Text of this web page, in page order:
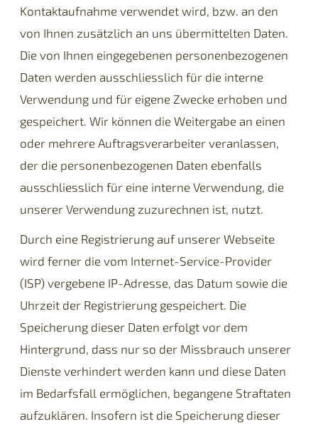
Kontaktaufnahme verwendet wird, bzw. an den
von Ihnen zusätzlich an uns übermittelten Daten.
Die von Ihnen eingegebenen personenbezogenen
Daten werden ausschliesslich für die interne
Verwendung und für eigene Zwecke erhoben und
gespeichert. Wir können die Weitergabe an einen
oder mehrere Auftragsverarbeiter veranlassen,
der die personenbezogenen Daten ebenfalls
ausschliesslich für eine interne Verwendung, die
unserer Verwendung zuzurechnen ist, nutzt.
Durch eine Registrierung auf unserer Webseite
wird ferner die vom Internet-Service-Provider
(ISP) vergebene IP-Adresse, das Datum sowie die
Uhrzeit der Registrierung gespeichert. Die
Speicherung dieser Daten erfolgt vor dem
Hintergrund, dass nur so der Missbrauch unserer
Dienste verhindert werden kann und diese Daten
im Bedarfsfall ermöglichen, begangene Straftaten
aufzuklären. Insofern ist die Speicherung dieser